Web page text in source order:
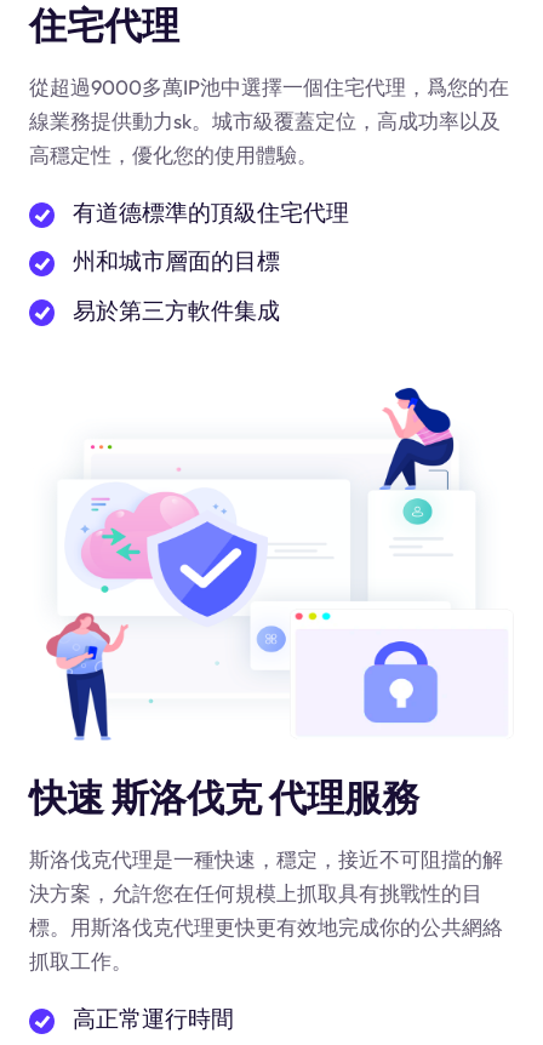
住宅代理
從超過9000多萬IP池中選擇一個住宅代理，爲您的在
線業務提供動力sk。城市級覆蓋定位，高成功率以及
高穩定性，優化您的使用體驗。
有道德標準的頂級住宅代理
州和城市層面的目標
易於第三方軟件集成
快速 斯洛伐克 代理服務
斯洛伐克代理是一種快速，穩定，接近不可阻擋的解
決方案，允許您在任何規模上抓取具有挑戰性的目
標。用斯洛伐克代理更快更有效地完成你的公共網絡
抓取工作。
高正常運行時間